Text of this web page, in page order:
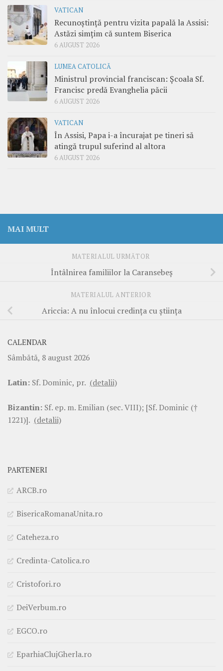
VATICAN
Recunoștință pentru vizita papală la Assisi:
Astăzi simțim că suntem Biserica
6 AUGUST 2026
LUMEA CATOLICĂ
Ministrul provincial franciscan: Școala Sf.
Francisc predă Evanghelia păcii
6 AUGUST 2026
VATICAN
În Assisi, Papa i-a încurajat pe tineri să
atingă trupul suferind al altora
6 AUGUST 2026
MAI MULT
MATERIALUL URMĂTOR
Întâlnirea familiilor la Caransebeș
MATERIALUL ANTERIOR
Ariccia: A nu înlocui credința cu știința
CALENDAR
Sâmbătă, 8 august 2026
Latin: Sf. Dominic, pr. (detalii)
Bizantin: Sf. ep. m. Emilian (sec. VIII); [Sf. Dominic (†
1221)]. (detalii)
PARTENERI
ARCB.ro
BisericaRomanaUnita.ro
Cateheza.ro
Credinta-Catolica.ro
Cristofori.ro
DeiVerbum.ro
EGCO.ro
EparhiaClujGherla.ro